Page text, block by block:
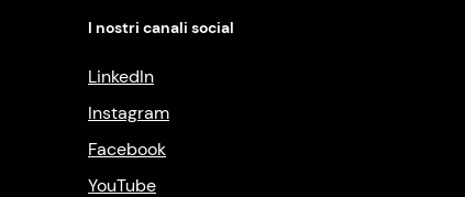
I nostri canali social
LinkedIn
Instagram
Facebook
YouTube